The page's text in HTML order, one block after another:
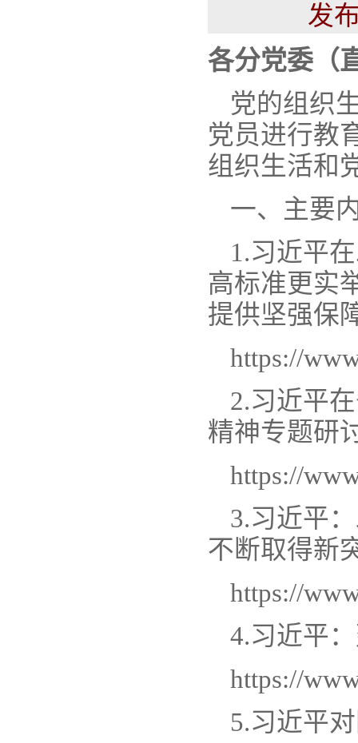
发
各分党委（
党的组织
党员进行教
组织生活和
一、主要
1.习近平
高标准更实
提供坚强保
https://
2.习近平
精神专题研
https://
3.习近平
不断取得新
https://
4.习近平
https://
5.习近平